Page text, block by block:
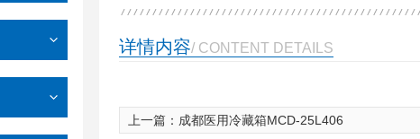
详情内容/ CONTENT DETAILS
上一篇： 成都医用冷藏箱MCD-25L406